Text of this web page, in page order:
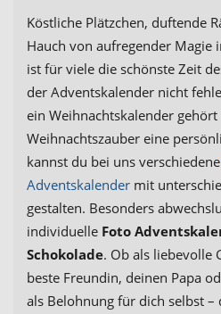
Köstliche Plätzchen, duftende
Hauch von aufregender Magie
ist für viele die schönste Zeit
der Adventskalender nicht
ein Weihnachtskalender
Weihnachtszauber eine
kannst du bei uns verschiedene
Adventskalender mit
gestalten. Besonders
individuelle Foto
Schokolade. Ob als liebevolle
beste Freundin, deinen Papa
als Belohnung für dich selbst –